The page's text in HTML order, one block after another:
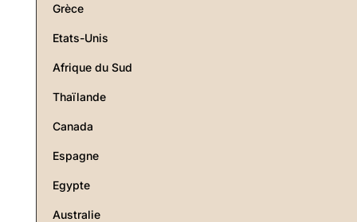
Grèce
Etats-Unis
Afrique du Sud
Thaïlande
Canada
Espagne
Egypte
Australie